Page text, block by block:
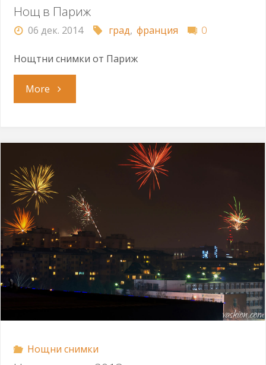
Нощ в Париж
06 дек. 2014 град, франция 0
Нощтни снимки от Париж
More"Нощ
Париж"
Нощни снимки